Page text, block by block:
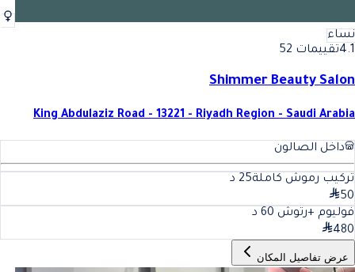
نساء
4.1تقييمات 52
Shimmer Beauty Salon
King Abdulaziz Road - 13221 - Riyadh Region - Saudi Arabia
داخل الصالون
تركيب رموش كاملة25 د
50
فوليوم +رتوش 60 د
480
عرض تفاصيل المكان